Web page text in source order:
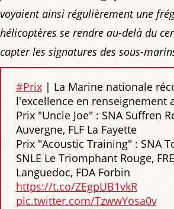
voyaient ainsi régulièrement une
hélicoptères se rendre au-delà du
capter les signatures des sous-
#Prix| La Marine nationale
l'excellence en renseignement
Prix "Uncle Joe" : SNA Suffren
Auvergne, FLF La Fayette
Prix "Acoustic Training" : SNA
SNLE Le Triomphant Rouge,
Languedoc, FDA Forbin
https://t.co/ZEgpUB1vkR
pic.twitter.com/TzwwYosa0v